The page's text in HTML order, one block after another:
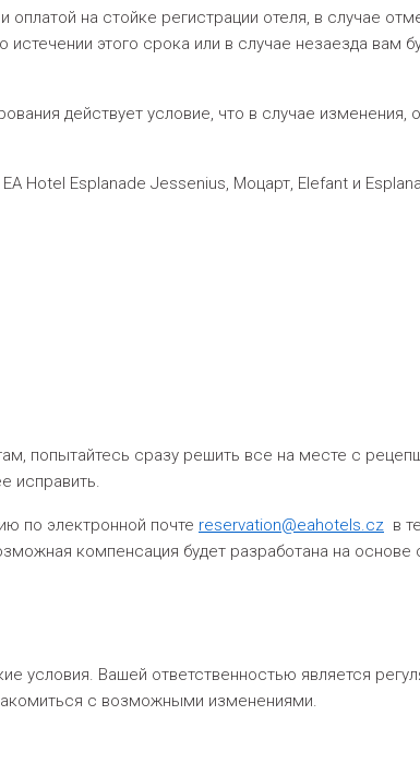
оплатой на стойке регистрации отеля, в случае
этого срока или в случае незаезда вам
действует условие, что в случае изменения,
Hotel Esplanade Jessenius, Моцарт, Elefant и
попытайтесь сразу решить все на месте с
исправить.
по электронной почте reservation@eahotels.cz в
компенсация будет разработана на основе
условия. Вашей ответственностью является
с возможными изменениями.